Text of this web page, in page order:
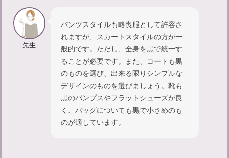
家族葬に参列する際の服装について：マナーを守った身だしなみ
先生
パンツスタイルも略喪服として許容さ
れますが、スカートスタイルの方が一
般的です。ただし、全身を黒で統一す
ることが必要です。また、コートも黒
のものを選び、出来る限りシンプルな
デザインのものを選びましょう。靴も
黒のパンプスやフラットシューズが良
く、バッグについても黒で小さめのも
のが適しています。